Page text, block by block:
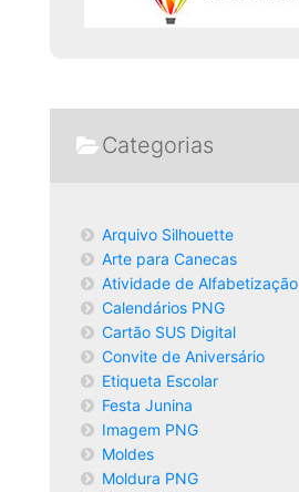
Categorias
Arquivo Silhouette
Arte para Canecas
Atividade de Alfabetização
Calendários PNG
Cartão SUS Digital
Convite de Aniversário
Etiqueta Escolar
Festa Junina
Imagem PNG
Moldes
Moldura PNG